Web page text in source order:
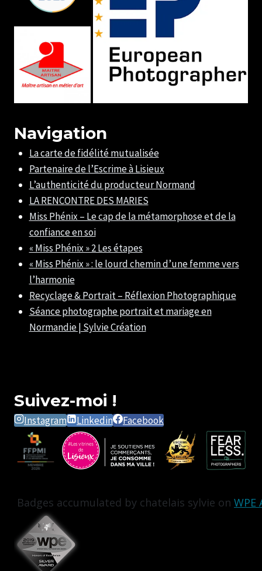
Navigation
La carte de fidélité mutualisée
Partenaire de l’Escrime à Lisieux
L’authenticité du producteur Normand
LA RENCONTRE DES MARIES
Miss Phénix – Le cap de la métamorphose et de la
confiance en soi
« Miss Phénix » 2 Les étapes
« Miss Phénix » : le lourd chemin d’une femme vers
l’harmonie
Recyclage & Portrait – Réflexion Photographique
Séance photographe portrait et mariage en
Normandie | Sylvie Création
Suivez-moi !
Instagram Linkedin Facebook